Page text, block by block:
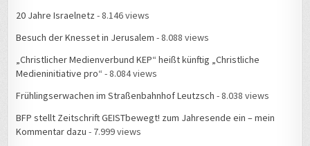
20 Jahre Israelnetz - 8.146 views
Besuch der Knesset in Jerusalem - 8.088 views
„Christlicher Medienverbund KEP“ heißt künftig „Christliche
Medieninitiative pro“ - 8.084 views
Frühlingserwachen im Straßenbahnhof Leutzsch - 8.038 views
BFP stellt Zeitschrift GEISTbewegt! zum Jahresende ein – mein
Kommentar dazu - 7.999 views